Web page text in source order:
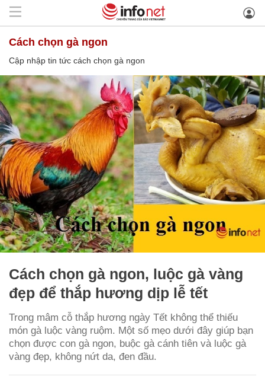
cách chọn gà ngon
Cập nhập tin tức cách chọn gà ngon
Cách chọn gà ngon, luộc gà vàng
đẹp để thắp hương dịp lễ tết
Trong mâm cỗ thắp hương ngày Tết không thể thiếu
món gà luộc vàng ruộm. Một số mẹo dưới đây giúp bạn
chọn được con gà ngon, buộc gà cánh tiên và luộc gà
vàng đẹp, không nứt da, đen đầu.